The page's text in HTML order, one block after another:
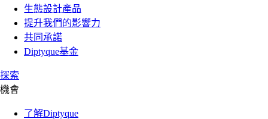
生態設計產品
提升我們的影響力
共同承諾
Diptyque基金
探索
機會
了解Diptyque